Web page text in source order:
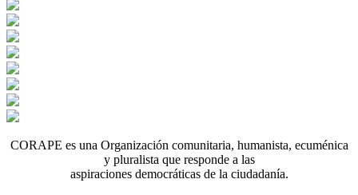
CORAPE es una Organización comunitaria, humanista, ecuménica
y pluralista que responde a las
aspiraciones democráticas de la ciudadanía.